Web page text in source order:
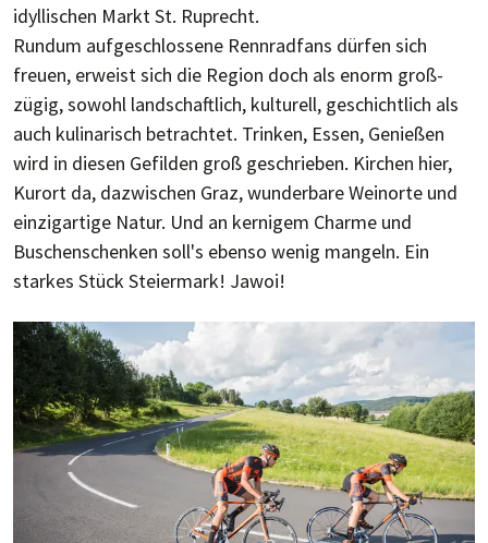
idyl­­li­schen Markt St. Ruprecht.
Rundum aufgeschlossene Renn­rad­fans dürfen sich
freuen, erweist sich die Region doch als enorm groß­
zügig, sowohl land­schaft­lich, kultur­ell, ge­schicht­lich als
auch kuli­narisch betrach­tet. Trin­ken, Essen, Ge­nießen
wird in diesen Ge­fil­den groß ge­schrie­ben. Kir­chen hier,
Kur­ort da, dazwi­schen Graz, wunder­bare Wein­orte und
einzig­artige Natur. Und an kern­igem Charme und
Buschen­schen­ken soll's ebenso wenig man­geln. Ein
starkes Stück Steier­mark! Jawoi!